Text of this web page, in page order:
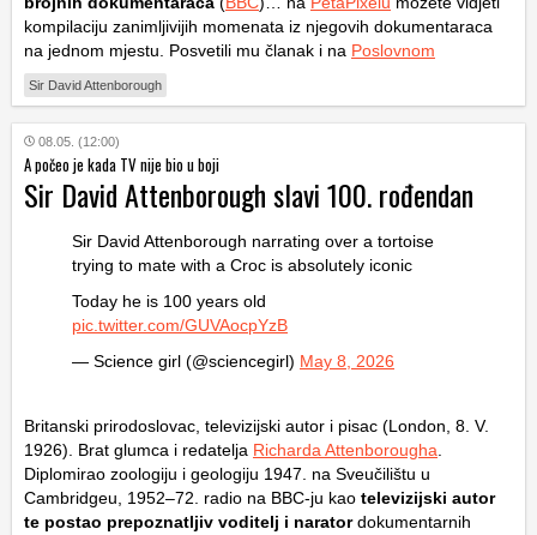
kompilaciju zanimljivijih momenata iz njegovih dokumentaraca
na jednom mjestu. Posvetili mu članak i na Poslovnom
Sir David Attenborough
08.05. (12:00)
A počeo je kada TV nije bio u boji
Sir David Attenborough slavi 100. rođendan
Sir David Attenborough narrating over a tortoise
trying to mate with a Croc is absolutely iconic
Today he is 100 years old
pic.twitter.com/GUVAocpYzB
— Science girl (@sciencegirl) May 8, 2026
Britanski prirodoslovac, televizijski autor i pisac (London, 8. V.
1926). Brat glumca i redatelja Richarda Attenborougha
Diplomirao zoologiju i geologiju 1947. na Sveučilištu u
Cambridgeu, 1952–72. radio na BBC-ju kao televizijski autor
te postao prepoznatljiv voditelj i naratordokumentarnih